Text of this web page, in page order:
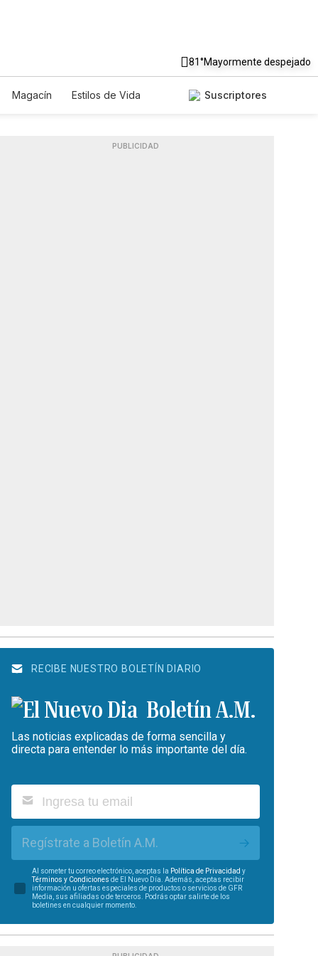
81°Mayormente despejado
Magacín
Estilos de Vida
Suscriptores
PUBLICIDAD
RECIBE NUESTRO BOLETÍN DIARIO
Boletín A.M.
Las noticias explicadas de forma sencilla y
directa para entender lo más importante del día.
Regístrate a Boletín A.M.
Al someter tu correo electrónico, aceptas la Política de Privacidad y
Términos y Condiciones de El Nuevo Día. Además, aceptas recibir
información u ofertas especiales de productos o servicios de GFR
Media, sus afiliadas o de terceros. Podrás optar salirte de los
boletines en cualquier momento.